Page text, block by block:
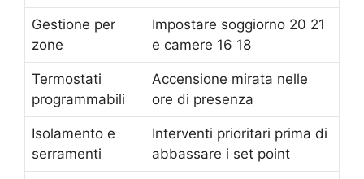
Gestione per
zone
Impostare soggiorno 20 21
e camere 16 18
Termostati
programmabili
Accensione mirata nelle
ore di presenza
Isolamento e
serramenti
Interventi prioritari prima di
abbassare i set point